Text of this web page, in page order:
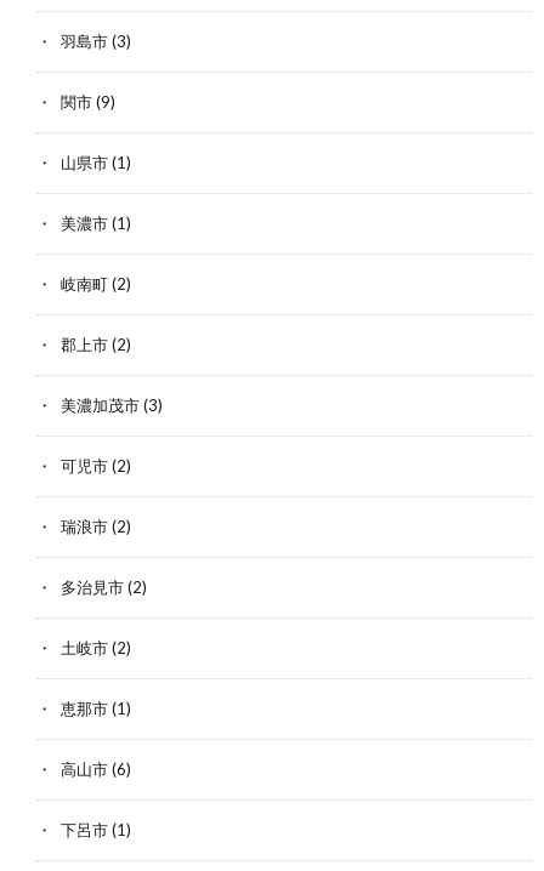
羽島市(3)
関市(9)
山県市(1)
美濃市(1)
岐南町(2)
郡上市(2)
美濃加茂市(3)
可児市(2)
瑞浪市(2)
多治見市(2)
土岐市(2)
恵那市(1)
高山市(6)
下呂市(1)